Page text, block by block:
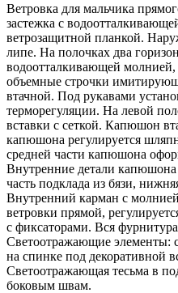
Ветровка для мальчика
застежка с
ветрозащитной планкой.
липе. На полочках два
водоотталкивающей
объемные строчки
втачной. Под рукавами
терморегуляции. На левой
вставки с сеткой. Капюшон
капюшона регулируется
средней части капюшона
Внутренние детали
часть подклада из бязи,
Внутренний карман с
ветровки прямой,
с фиксаторами. Вся
Светоотражающие элементы:
на спинке под декоративной
Светоотражающая тесьма в
боковым швам.